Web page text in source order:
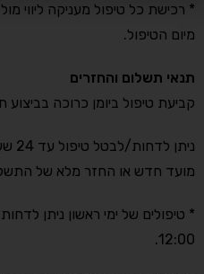
* רכישת כל טיפול מעניקה ליווי
מיום הטיפול.
תנאי תשלום והחזרים
קביעת טיפול ביומן כרוכה
מועד חדש או החזר מלא של
* טיפולים של ימי ראשון ניתן
12:00.